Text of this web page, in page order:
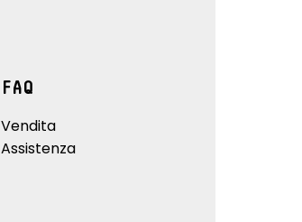
FAQ
Vendita
Assistenza